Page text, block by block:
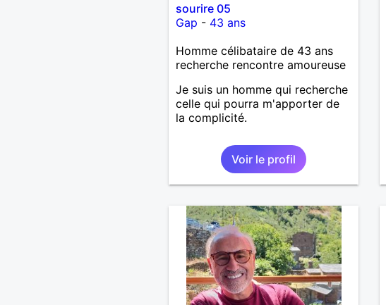
sourire 05
Gap - 43 ans
Homme célibataire de 43 ans
recherche rencontre amoureuse
Je suis un homme qui recherche
celle qui pourra m'apporter de
la complicité.
Voir le profil